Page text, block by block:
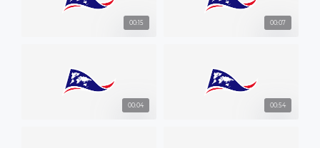
00:15 00:07
00:04 00:54